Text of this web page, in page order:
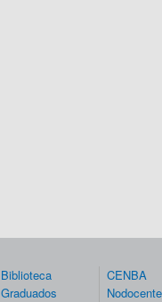
Biblioteca
Graduados
CENBA